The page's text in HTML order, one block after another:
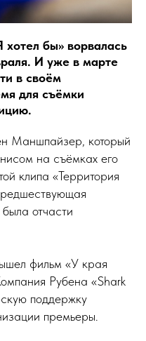
бы» ворвалась
И уже в марте
в своём
для съёмки
Маншпайзер, который
на съёмках его
клипа «Территория
отчасти
фильм «У края
Рубена «Shark
поддержку
премьеры.